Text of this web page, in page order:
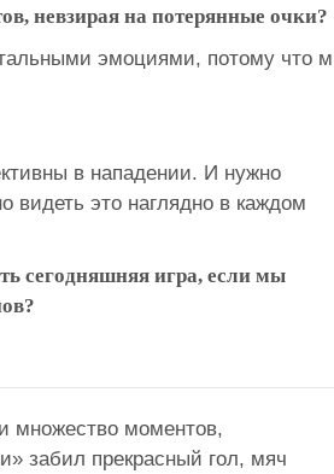
невзирая на потерянные очки?
эмоциями, потому что
в нападении. И нужно
видеть это наглядно в каждом
сегодняшняя игра, если мы
моментов,
забил прекрасный гол, мяч